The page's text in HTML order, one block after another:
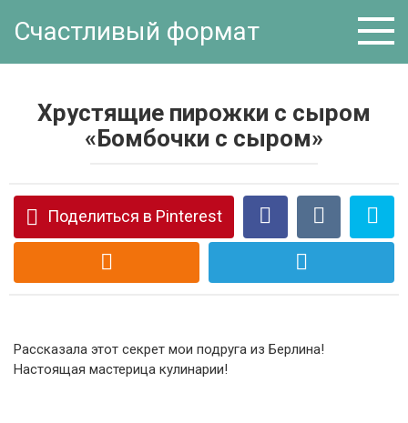
Счастливый формат
Хрустящие пирожки с сыром
«Бомбочки с сыром»
Поделиться в Pinterest
Рассказала этот секрет мои подруга из Берлина!
Настоящая мастерица кулинарии!